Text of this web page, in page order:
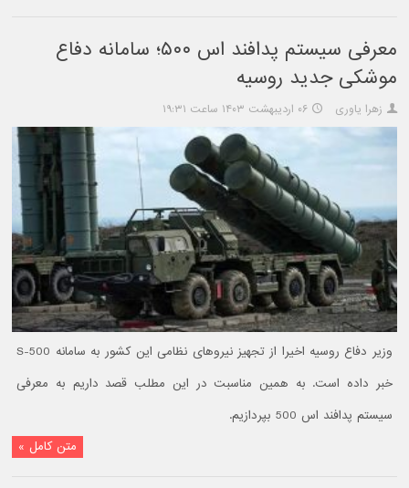
معرفی سیستم پدافند اس ۵۰۰؛ سامانه دفاع
موشکی جدید روسیه
زهرا یاوری ۰۶ اردیبهشت ۱۴۰۳ ساعت ۱۹:۳۱
وزیر دفاع روسیه اخیرا از تجهیز نیروهای نظامی این کشور به سامانه S-500
خبر داده است. به همین مناسبت در این مطلب قصد داریم به معرفی
سیستم پدافند اس 500 بپردازیم.
متن کامل »